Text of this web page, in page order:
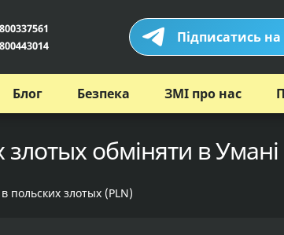
Підписатись на
Блог Безпека ЗМІ про нас
обміняти в
польских злотых (PLN)